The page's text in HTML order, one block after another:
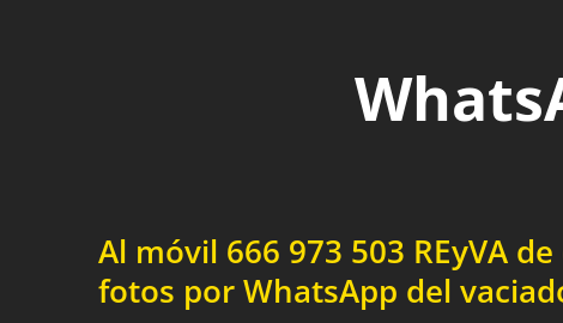
Al móvil 666 973 503 REyVA
fotos por WhatsApp del